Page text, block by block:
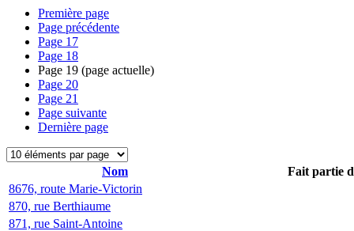
Première page
Page précédente
Page 17
Page 18
Page 19 (page actuelle)
Page 20
Page 21
Page suivante
Dernière page
Nom
Fait partie
8676, route Marie-Victorin
870, rue Berthiaume
871, rue Saint-Antoine